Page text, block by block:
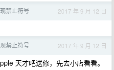
禁止符号 2017 年 9 月 12 日
禁止符号 2017 年 9 月 12 日
天才吧送修，先去小店看看。